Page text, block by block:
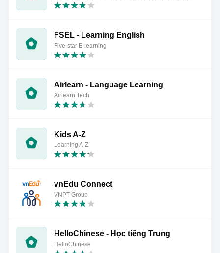
FSEL - Learning English
Five-star E-learning
Airlearn - Language Learning
Airlearn Tech
Kids A-Z
Learning A-Z
vnEdu Connect
VNPT Group
HelloChinese - Học tiếng Trung
HelloChinese